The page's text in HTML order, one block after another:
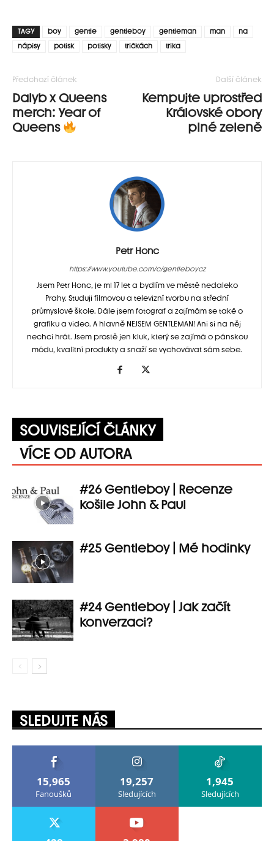
TAGY boy gentle gentleboy gentleman man
na
nápisy
potisk potisky tričkách trika
Předchozí článek
Dalyb x Queens
merch: Year of
Queens
Další článek
Kempujte uprostřed
Královské obory
plné zeleně
Petr Honc
https://www.youtube.com/c/gentleboycz
Jsem Petr Honc, je mi 17 let a bydlím ve městě nedaleko
Prahy. Studuji filmovou a televizní tvorbu na střední
průmyslové škole. Dále jsem fotograf a zajímám se také o
grafiku a video. A hlavně NEJSEM GENTLEMAN! Ani si na něj
nechci hrát. Jsem prostě jen kluk, který se zajímá o pánskou
módu, kvalitní produkty a snaží se vychovávat sám sebe.
SOUVISEJÍCÍ ČLÁNKY
VÍCE OD AUTORA
#26 Gentleboy | Recenze
košile John & Paul
#25 Gentleboy | Mé hodinky
#24 Gentleboy | Jak začít
konverzaci?
SLEDUJTE NÁS
15,965
Fanoušků
19,257
Sledujících
1,945
Sledujících